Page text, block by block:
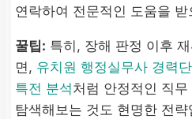
기업
및
사업
연락하여 전문적인 도움을
꿀팁: 특히, 장해 판정 이후
면, 유치원 행정실무사 경력
특전 분석처럼 안정적인 직
탐색해보는 것도 현명한 전략